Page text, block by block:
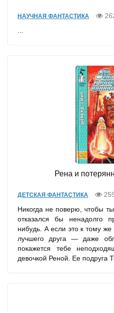
НАУЧНАЯ ФАНТАСТИКА
Рена и
ДЕТСКАЯ ФАНТАСТИКА
Никогда не поверю, чтобы
отказался бы ненадолго
нибудь. А если это к тому
лучшего друга — даже
покажется тебе
девочкой Реной. Ее подруга